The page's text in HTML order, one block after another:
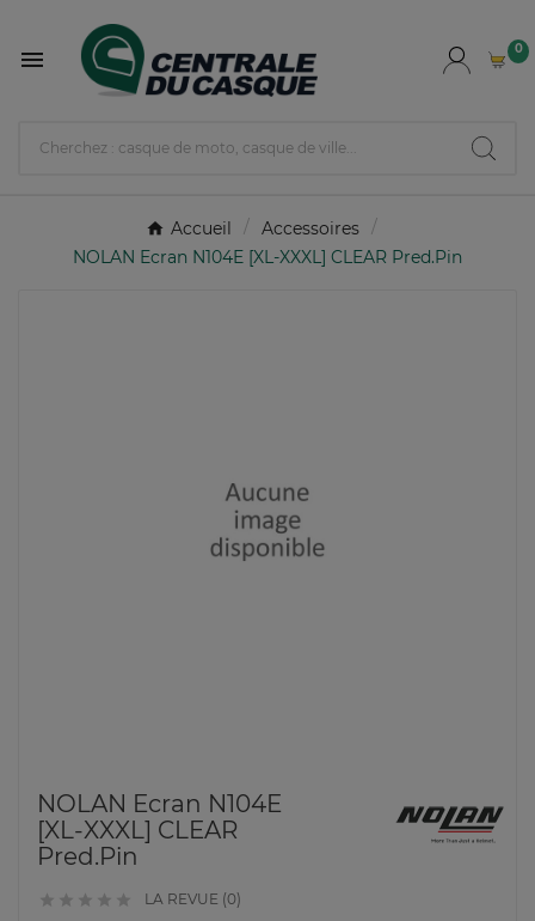
 0
Accueil
Accessoires
NOLAN Ecran N104E [XL-XXXL] CLEAR Pred.Pin
NOLAN Ecran N104E
[XL-XXXL] CLEAR
Pred.Pin
     LA REVUE (0)